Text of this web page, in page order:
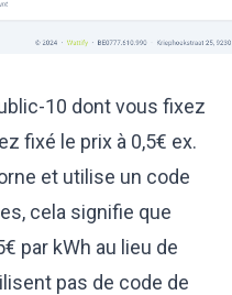
10 dont vous fixez
fixé le prix à 0,5€ ex.
et utilise un code
cela signifie que
par kWh au lieu de
pas de code de